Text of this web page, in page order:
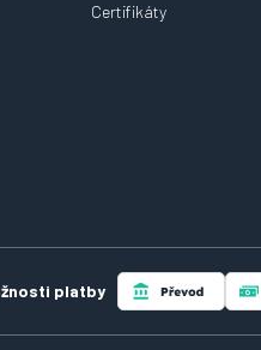
Certifikáty
platby